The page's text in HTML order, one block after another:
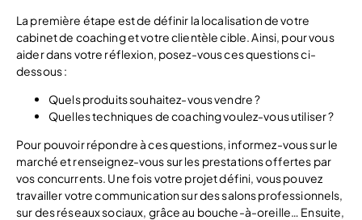
La première étape est de définir la localisation de votre
cabinet de coaching et votre clientèle cible. Ainsi, pour vous
aider dans votre réflexion, posez-vous ces questions ci-
dessous :
Quels produits souhaitez-vous vendre ?
Quelles techniques de coaching voulez-vous utiliser ?
Pour pouvoir répondre à ces questions, informez-vous sur le
marché et renseignez-vous sur les prestations offertes par
vos concurrents. Une fois votre projet défini, vous pouvez
travailler votre communication sur des salons professionnels,
sur des réseaux sociaux, grâce au bouche-à-oreille… Ensuite,